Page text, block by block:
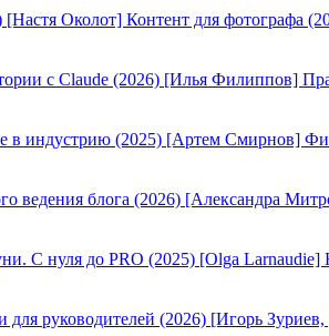
[Настя Околот] Контент для фотографа
[Илья Филиппов]
[Артем Смирнов]
[Александра
[Olga Larnaudie]
[Игорь